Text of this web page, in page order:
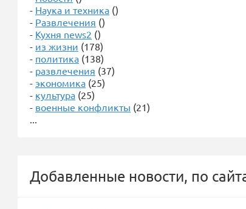
- Наука и техника ()
- Развлечения ()
- Кухня news2 ()
- из жизни (178)
- политика (138)
- развлечения (37)
- экономика (25)
- культура (25)
- военные конфликты (21)
...
Добавленные новости, по